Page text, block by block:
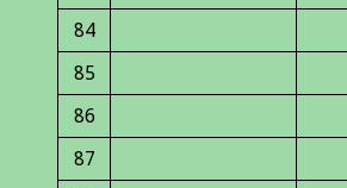
84
85
86
87